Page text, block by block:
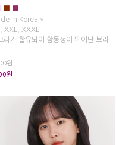
■ ■
in Korea *
XXL, XXXL
라가 함유되어 활동성이 뛰어난 브라
원
원